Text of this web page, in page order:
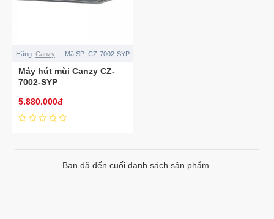
Hãng: Canzy Mã SP: CZ-7002-SYP
Máy hút mùi Canzy CZ-
7002-SYP
5.880.000đ
Bạn đã đến cuối danh sách sản phẩm.